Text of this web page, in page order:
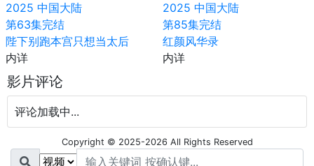
2025 中国大陆
第63集完结
陛下别跑本宫只想当太后
内详
2025 中国大陆
第85集完结
红颜风华录
内详
影片评论
评论加载中...
Copyright © 2025-2026 All Rights Reserved